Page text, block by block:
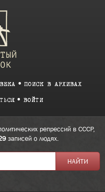
ПОИСК В АРХИВАХ
ВОЙТИ
репрессий в СССР,
записей о людях.